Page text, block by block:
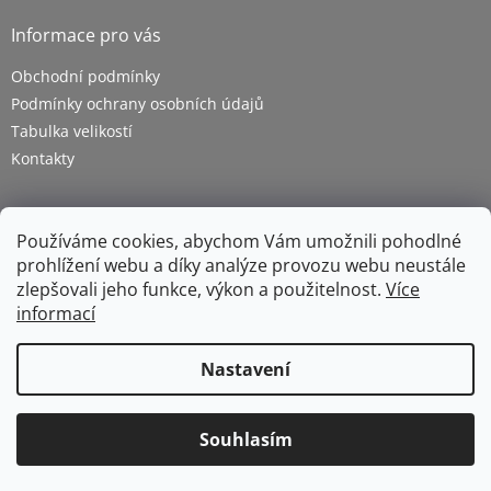
Používáme cookies, abychom Vám umožnili pohodlné
prohlížení webu a díky analýze provozu webu neustále
zlepšovali jeho funkce, výkon a použitelnost. Více
informací
Nastavení
Souhlasím
Informace pro vás
Obchodní podmínky
Podmínky ochrany osobních údajů
Tabulka velikostí
Kontakty
Copyright 2026ZETRA - pracovní oděvy s.r.o.. Všechna
práva vyhrazena.Upravit nastavení cookies